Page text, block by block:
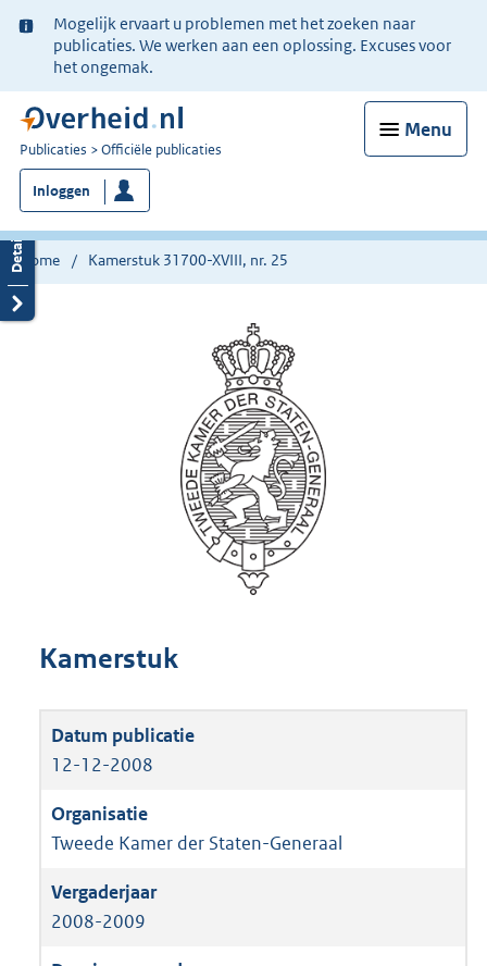
Ter
informatie:
Mogelijk ervaart u problemen met het zoeken naar
publicaties. We werken aan een oplossing. Excuses voor
het ongemak.
Menu
U
bent
nu
hier:
Publicaties Officiële publicaties
Inloggen
Home Kamerstuk 31700-XVIII, nr. 25
Kamerstuk
12-12-2008
Tweede Kamer der Staten-Generaal
2008-2009